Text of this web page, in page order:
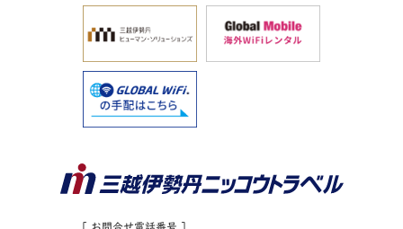
［ お問合せ電話番号 ］